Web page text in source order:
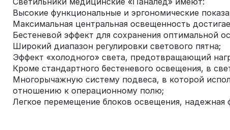
Высокие функциональные и эргономические
Максимальная центральная освещенность
Бестеневой эффект для сохранения оптимальной
Широкий диапазон регулировки светового пятна;
Эффект «холодного» света, предотвращающий
Кроме стандартного бестеневого освещения, в
Многорычажную систему подвеса, в которой
отношению к операционному полю;
Легкое перемещение блоков освещения,